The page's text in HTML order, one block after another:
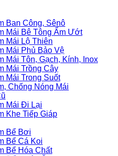
Ban Công, Sênô
Mái Bê Tông Ẩm Ướt
Mái Lộ Thiên
Mái Phủ Bảo Vệ
Mái Tôn, Gạch, Kính, Inox
Mái Trồng Cây
Mái Trong Suốt
Chống Nóng Mái
Mái Đi Lại
Khe Tiếp Giáp
Bể Bơi
Bể Cá Koi
Bể Hóa Chất